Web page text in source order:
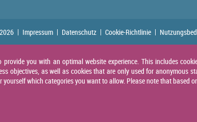
Impressum Datenschutz Cookie-Richtlinie
provide you with an optimal website experience. This includes
objectives, as well as cookies that are only used for anonymous
yourself which categories you want to allow. Please note that based